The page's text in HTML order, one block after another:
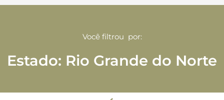
Você filtrou por:
Estado: Rio Grande do Norte